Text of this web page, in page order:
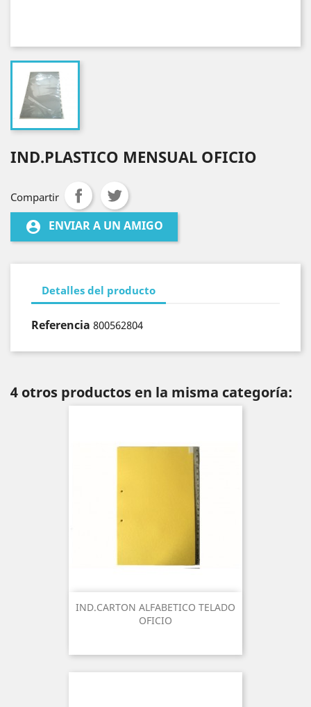
IND.PLASTICO MENSUAL OFICIO
Compartir
account_circle ENVIAR A UN AMIGO
Detalles del producto
Referencia 800562804
4 otros productos en la misma categoría:
IND.CARTON ALFABETICO TELADO
OFICIO